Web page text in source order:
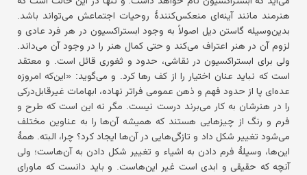
هنرمند مانند آینه‌ای منعکس‌کنندهٔ روحیات اجتماعش می‌تواند باشد.
بدین‌وسیله گاستن دیل اصولاً به وجود ابستراکسیون در هر فرد عادی و
لزوم آن در هنر اعتراف می‌کند و حتی کمال هنر را در وجود آن می‌داند.
ولی برای ابستراکسیون در نقاشی، حدود و ثغوری قائل است. و معتقد
است که نباید عنان اختیار را از کف رها کرد. و می‌گوید: «این‌که امروزه
عده‌ای پا از حدود فهم و ذهن عمومی فراتر نهاده، ابهامات غیرقابل‌درکی
را در هنرشان به کار می‌برند درست نیست. مگر نه این است که طرح و
فرم و رنگ از چیزهایی هستند که همیشه آن‌ها را به عناوین مختلف
می‌شود تغییر شکل داد و تازگی‌هایی در آن‌ها ایجاد کرد؟ چرا، البته. همهٔ
این‌ها، وسیلهٔ فرم دادن به اشیاء و تغییر شکل دادن به آن‌هاست؛ ولی
آنچه که حقیقی و ابدی است غیر این‌هاست. و باید دانست که ماورای